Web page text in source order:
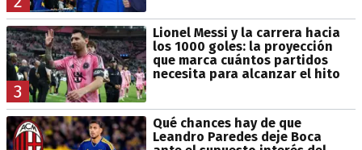
3
Lionel Messi y la carrera hacia
los 1000 goles: la proyección
que marca cuántos partidos
necesita para alcanzar el hito
Qué chances hay de que
Leandro Paredes deje Boca